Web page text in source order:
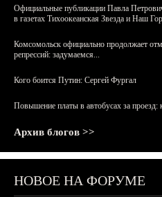
Официальные публикации Павла
в газетах Тихоокеанская Звезда и Наш
Комсомольск официально продолжает
репрессий: задумаемся...
Кого боится Путин: Сергей Фургал
Повышение платы в автобусах за проезд:
Архив блогов >>
НОВОЕ НА ФОРУМЕ